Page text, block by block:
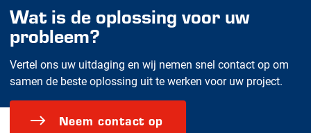
Wat is de oplossing voor uw
probleem?
Vertel ons uw uitdaging en wij nemen snel contact op om
samen de beste oplossing uit te werken voor uw project.
Neem contact op